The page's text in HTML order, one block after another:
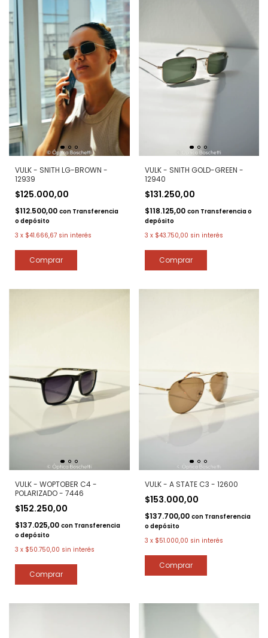
VULK - SNITH LG-BROWN -
12939
$125.000,00
$112.500,00 con Transferencia
o depósito
3 x $41.666,67 sin interés
VULK - SNITH GOLD-GREEN -
12940
$131.250,00
$118.125,00 con Transferencia o
depósito
3 x $43.750,00 sin interés
VULK - WOPTOBER C4 -
POLARIZADO - 7446
$152.250,00
$137.025,00 con Transferencia
o depósito
3 x $50.750,00 sin interés
VULK - A STATE C3 - 12600
$153.000,00
$137.700,00 con Transferencia
o depósito
3 x $51.000,00 sin interés